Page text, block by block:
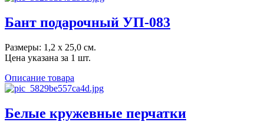
Бант подарочный УП-083
Размеры: 1,2 х 25,0 см.
Цена указана за 1 шт.
Описание товара
Белые кружевные перчатки